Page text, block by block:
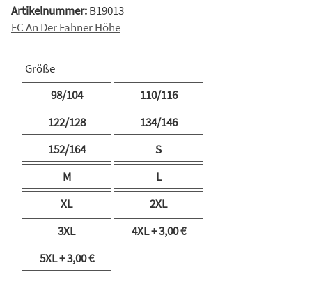
Artikelnummer:B19013
FC An Der Fahner Höhe
Größe
98/104
110/116
122/128
134/146
152/164
S
M
L
XL
2XL
3XL
4XL+ 3,00 €
5XL+ 3,00 €